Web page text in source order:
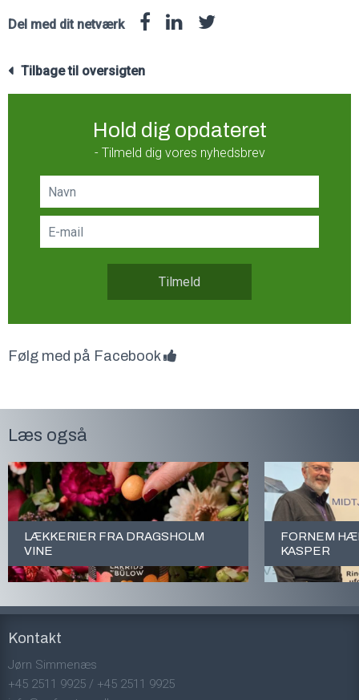
Del med dit netværk
Tilbage til oversigten
Hold dig opdateret
- Tilmeld dig vores nyhedsbrev
Tilmeld
Følg med på Facebook
Læs også
LÆKKERIER FRA DRAGSHOLM
VINE
FORNEM
KASPER
Kontakt
Jørn Simmenæs
+45 2511 9925 / +45 2511 9925